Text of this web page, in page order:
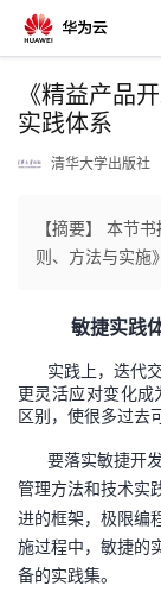
返
回
主
的
发
者
《精益产品
实践体系
清华大学出版社
【摘要】 本节
则、方法与实施
敏捷实践
实践上，迭代
更灵活应对变化
区别，使很多过去
要落实敏捷开
管理方法和技术实
进的框架，极限编
施过程中，敏捷的
备的实践集。